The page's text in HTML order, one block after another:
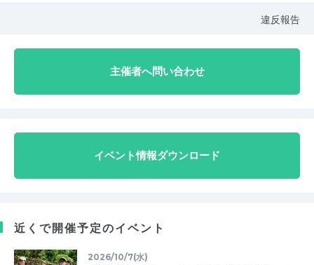
違反報告
主催者へ問い合わせ
イベント情報ダウンロード
近くで開催予定のイベント
2026/10/7(水)